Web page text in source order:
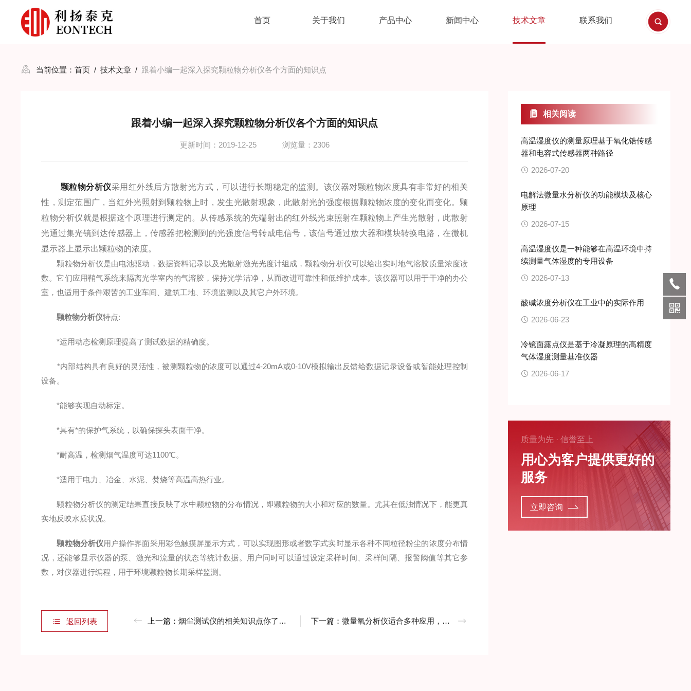
首页 关于我们 产品中心 新闻中心 技术文章 联系我们
当前位置：首页 /技术文章 / 跟着小编一起深入探究颗粒物分析仪各个方面的知识点
跟着小编一起深入探究颗粒物分析仪各个方面的知识点
更新时间：2019-12-25 浏览量：2306
颗粒物分析仪采用红外线后方散射光方式，可以进行长期稳定的监测。该仪器对颗粒物浓度具有非常好的相关
性，测定范围广，当红外光照射到颗粒物上时，发生光散射现象，此散射光的强度根据颗粒物浓度的变化而变化。颗
粒物分析仪就是根据这个原理进行测定的。从传感系统的先端射出的红外线光束照射在颗粒物上产生光散射，此散射
光通过集光镜到达传感器上，传感器把检测到的光强度信号转成电信号，该信号通过放大器和模块转换电路，在微机
显示器上显示出颗粒物的浓度。
颗粒物分析仪是由电池驱动，数据资料记录以及光散射激光光度计组成，颗粒物分析仪可以给出实时地气溶胶质量浓度读
数。它们应用鞘气系统来隔离光学室内的气溶胶，保持光学洁净，从而改进可靠性和低维护成本。该仪器可以用于干净的办公
室，也适用于条件艰苦的工业车间、建筑工地、环境监测以及其它户外环境。
颗粒物分析仪特点:
*运用动态检测原理提高了测试数据的精确度。
*内部结构具有良好的灵活性，被测颗粒物的浓度可以通过4-20mA或0-10V模拟输出反馈给数据记录设备或智能处理控制
设备。
*能够实现自动标定。
*具有*的保护气系统，以确保探头表面干净。
*耐高温，检测烟气温度可达1100℃。
*适用于电力、冶金、水泥、焚烧等高温高热行业。
颗粒物分析仪的测定结果直接反映了水中颗粒物的分布情况，即颗粒物的大小和对应的数量。尤其在低浊情况下，能更真
实地反映水质状况。
颗粒物分析仪用户操作界面采用彩色触摸屏显示方式，可以实现图形或者数字式实时显示各种不同粒径粉尘的浓度分布情
况，还能够显示仪器的泵、激光和流量的状态等统计数据。用户同时可以通过设定采样时间、采样间隔、报警阈值等其它参
数，对仪器进行编程，用于环境颗粒物长期采样监测。
返回列表 上一篇：烟尘测试仪的相关知识点你了解多少呢？ 下一篇：微量氧分析仪适合多种应用，是一种不错的选择设备
相关阅读
高温湿度仪的测量原理基于氧化锆传感
器和电容式传感器两种路径
2026-07-20
电解法微量水分析仪的功能模块及核心
原理
2026-07-15
高温湿度仪是一种能够在高温环境中持
续测量气体湿度的专用设备
2026-07-13
酸碱浓度分析仪在工业中的实际作用
2026-06-23
冷镜面露点仪是基于冷凝原理的高精度
气体湿度测量基准仪器
2026-06-17
质量为先 · 信誉至上
用心为客户提供更好的
服务
立即咨询